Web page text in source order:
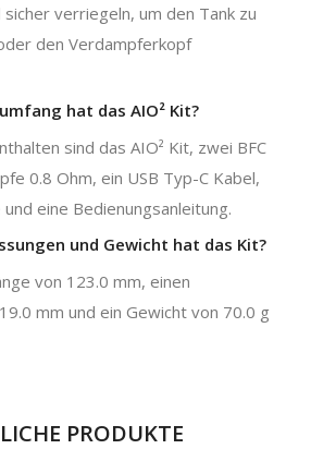
verriegeln, um den Tank zu
den Verdampferkopf
hat das AIO² Kit?
sind das AIO² Kit, zwei BFC
0.8 Ohm, ein USB Typ-C Kabel,
eine Bedienungsanleitung.
und Gewicht hat das Kit?
von 123.0 mm, einen
mm und ein Gewicht von 70.0 g
PRODUKTE